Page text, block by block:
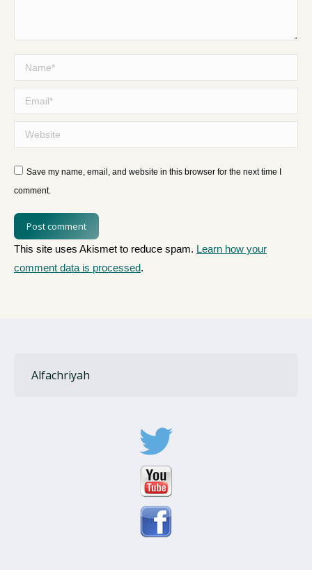
Name *
Email *
Website
Save my name, email, and website in this browser for the next time I
comment.
Post comment
This site uses Akismet to reduce spam. Learn how your
comment data is processed.
Alfachriyah